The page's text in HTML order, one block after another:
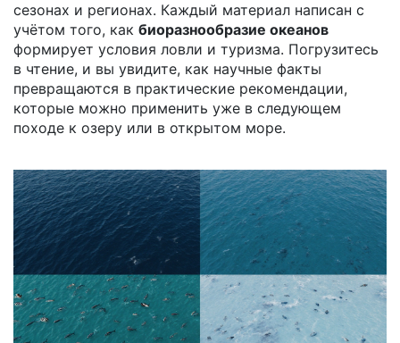
сезонах и регионах. Каждый материал написан с
учётом того, как биоразнообразие океанов
формирует условия ловли и туризма. Погрузитесь
в чтение, и вы увидите, как научные факты
превращаются в практические рекомендации,
которые можно применить уже в следующем
походе к озеру или в открытом море.